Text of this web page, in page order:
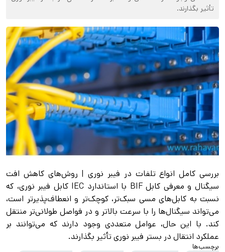
تأثیر بگذارند.
بررسی کامل انواع تلفات در فیبر نوری | روش‌های کاهش افت
سیگنال و معرفی کابل BIF با استاندارد IEC کابل فیبر نوری، که
نسبت به کابل‌های مسی سبک‌تر، کوچک‌تر و انعطاف‌پذیرتر است،
می‌تواند سیگنال‌ها را با سرعت بالاتر و در فواصل طولانی‌تر منتقل
کند. با این حال، عوامل متعددی وجود دارند که می‌توانند بر
عملکرد انتقال در بستر فیبر نوری تأثیر بگذارند.
برچسب‌ها